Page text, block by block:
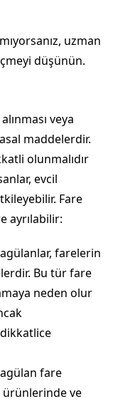
uzman
düşünün.
veya
maddelerdir.
olunmalıdır
evcil
Fare
ayrılabilir:
farelerin
Bu tür fare
neden olur
fare
ürünlerinde ve